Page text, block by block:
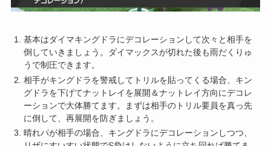
基本はダイマキングドラにデコレーションして次々と相手を
倒していきましょう。ダイマックスが切れた後も雨だくりゅ
うで制圧できます。
相手がキングドラを警戒してトリルを貼ってくる場合、キン
グドラを下げてナットレイを展開＆ナットレイ方向にデコレ
ーションで大体勝てます。まずは相手のトリル要員を真っ先
に倒して、再展開を防ぎましょう。
晴れパが相手の場合、キングドラにデコレーションしつつ、